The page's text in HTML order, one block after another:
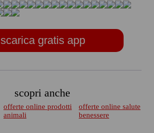
scarica gratis app
scopri anche
offerte online prodotti
animali
offerte online salute
benessere